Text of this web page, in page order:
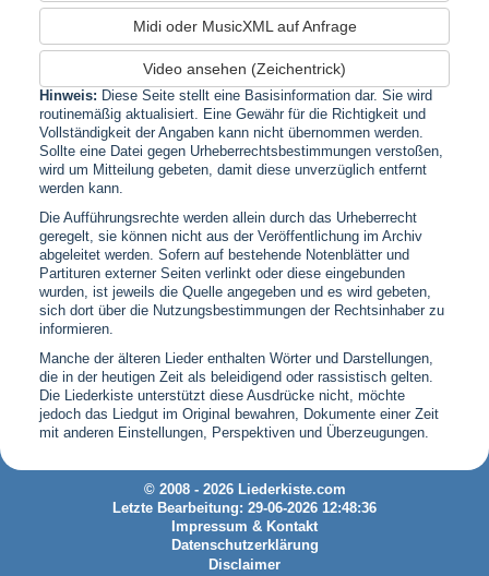
Midi oder MusicXML auf Anfrage
Video ansehen (Zeichentrick)
Hinweis: Diese Seite stellt eine Basisinformation dar. Sie wird
routinemäßig aktualisiert. Eine Gewähr für die Richtigkeit und
Vollständigkeit der Angaben kann nicht übernommen werden.
Sollte eine Datei gegen Urheberrechtsbestimmungen verstoßen,
wird um Mitteilung gebeten, damit diese unverzüglich entfernt
werden kann.
Die Aufführungsrechte werden allein durch das Urheberrecht
geregelt, sie können nicht aus der Veröffentlichung im Archiv
abgeleitet werden. Sofern auf bestehende Notenblätter und
Partituren externer Seiten verlinkt oder diese eingebunden
wurden, ist jeweils die Quelle angegeben und es wird gebeten,
sich dort über die Nutzungsbestimmungen der Rechtsinhaber zu
informieren.
Manche der älteren Lieder enthalten Wörter und Darstellungen,
die in der heutigen Zeit als beleidigend oder rassistisch gelten.
Die Liederkiste unterstützt diese Ausdrücke nicht, möchte
jedoch das Liedgut im Original bewahren, Dokumente einer Zeit
mit anderen Einstellungen, Perspektiven und Überzeugungen.
© 2008 - 2026 Liederkiste.com
Letzte Bearbeitung: 29-06-2026 12:48:36
Impressum & Kontakt
Datenschutzerklärung
Disclaimer